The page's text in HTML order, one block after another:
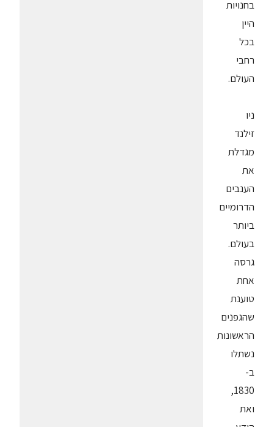
בחנויות
היין
בכל
רחבי
העולם.
ניו
זילנד
מגדלת
את
הענבים
הדרומיים
ביותר
בעולם.
גרסה
אחת
טוענת
שהגפנים
הראשונות
נשתלו
ב-
1830,
ואת